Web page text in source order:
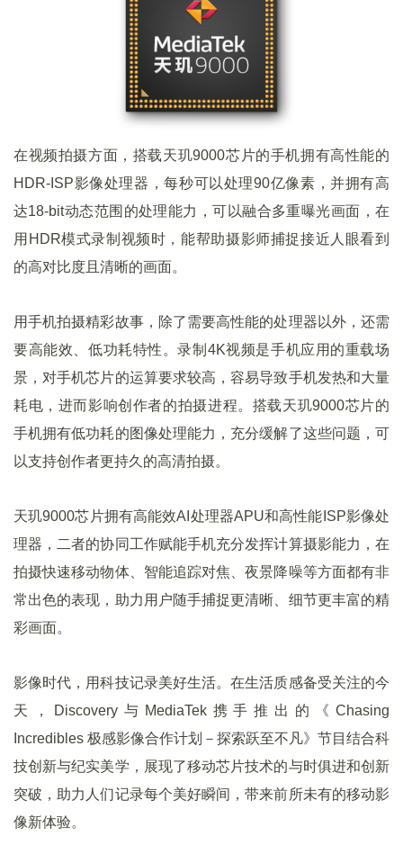
在视频拍摄方面，搭载天玑9000芯片的手机拥有高性能的
HDR-ISP影像处理器，每秒可以处理90亿像素，并拥有高
达18-bit动态范围的处理能力，可以融合多重曝光画面，在
用HDR模式录制视频时，能帮助摄影师捕捉接近人眼看到
的高对比度且清晰的画面。
用手机拍摄精彩故事，除了需要高性能的处理器以外，还需
要高能效、低功耗特性。录制4K视频是手机应用的重载场
景，对手机芯片的运算要求较高，容易导致手机发热和大量
耗电，进而影响创作者的拍摄进程。搭载天玑9000芯片的
手机拥有低功耗的图像处理能力，充分缓解了这些问题，可
以支持创作者更持久的高清拍摄。
天玑9000芯片拥有高能效AI处理器APU和高性能ISP影像处
理器，二者的协同工作赋能手机充分发挥计算摄影能力，在
拍摄快速移动物体、智能追踪对焦、夜景降噪等方面都有非
常出色的表现，助力用户随手捕捉更清晰、细节更丰富的精
彩画面。
影像时代，用科技记录美好生活。在生活质感备受关注的今
天，Discovery与MediaTek携手推出的《Chasing
Incredibles 极感影像合作计划－探索跃至不凡》节目结合科
技创新与纪实美学，展现了移动芯片技术的与时俱进和创新
突破，助力人们记录每个美好瞬间，带来前所未有的移动影
像新体验。